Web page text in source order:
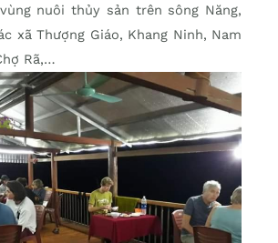
nuôi thủy sản trên sông Năng,
xã Thượng Giáo, Khang Ninh, Nam
Rã,…